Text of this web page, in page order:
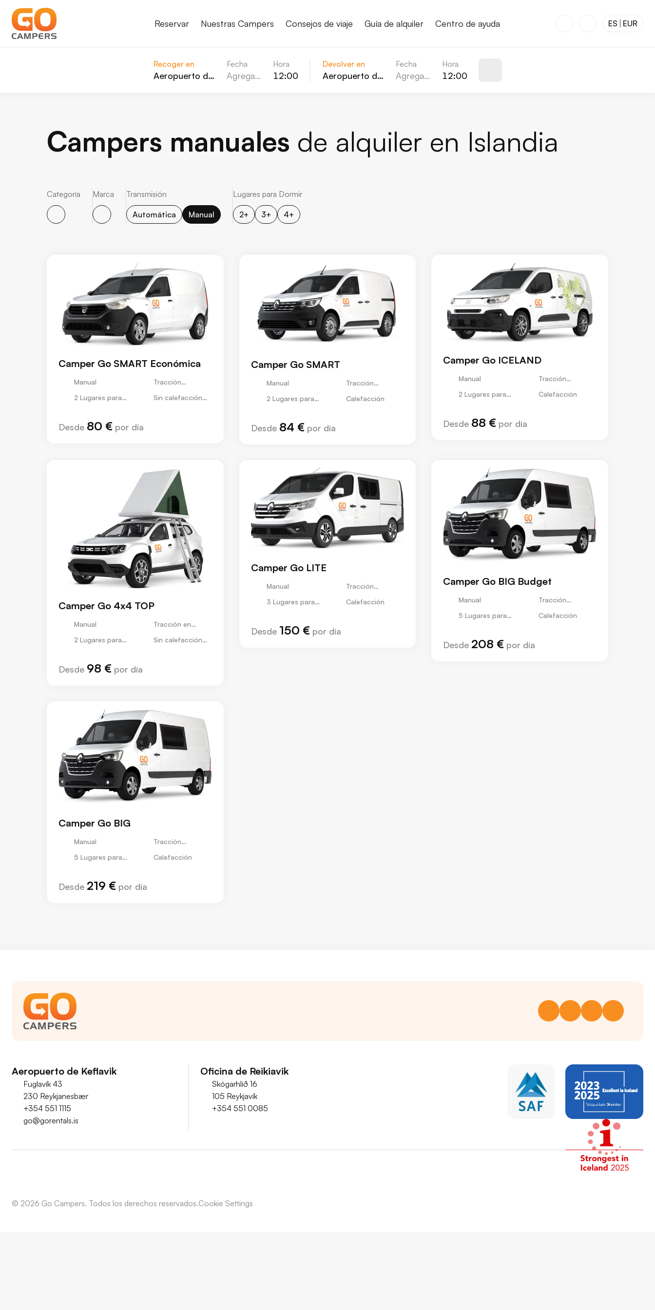
Reservar Nuestras Campers Consejos de viaje Guía de alquiler Centro de ayuda ES EUR
Recoger en
Aeropuerto de Keflavik (KEF)
Fecha
Agregar fecha
Hora
12:00
Devolver en
Aeropuerto de Keflavik (KEF)
Fecha
Agregar fecha
Hora
12:00
Campers manuales de alquiler en Islandia
Categoría Marca Transmisión
Automática Manual
Lugares para Dormir
2+ 3+ 4+
Camper Go SMART Económica
Manual
Tracción
2 Lugares para
Sin calefacción
Desde 80 € por día
Camper Go SMART
Manual
Tracción
2 Lugares para
Calefacción
Desde 84 € por día
Camper Go ICELAND
Manual
Tracción
2 Lugares para
Calefacción
Desde 88 € por día
Camper Go 4x4 TOP
Manual
Tracción en
2 Lugares para
Sin calefacción
Desde 98 € por día
Camper Go LITE
Manual
Tracción
3 Lugares para
Calefacción
Desde 150 € por día
Camper Go BIG Budget
Manual
Tracción
5 Lugares para
Calefacción
Desde 208 € por día
Camper Go BIG
Manual
Tracción
5 Lugares para
Calefacción
Desde 219 € por día
Aeropuerto de Keflavik
Fuglavík 43
230 Reykjanesbær
+354 551 1115
go@gorentals.is
Oficina de Reikiavik
Skógarhlíð 16
105 Reykjavík
+354 551 0085
© 2026 Go Campers. Todos los derechos reservados.Cookie Settings